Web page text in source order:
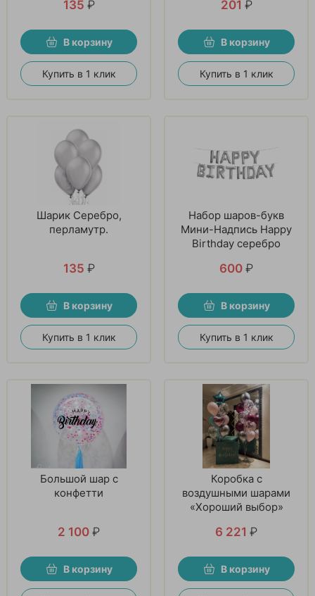
135 ₽
В корзину
Купить в 1 клик
201 ₽
В корзину
Купить в 1 клик
Шарик Серебро,
перламутр.
135 ₽
В корзину
Купить в 1 клик
Набор шаров-букв
Мини-Надпись Happy
Birthday серебро
600 ₽
В корзину
Купить в 1 клик
Большой шар с
конфетти
2 100 ₽
В корзину
Коробка с
воздушными шарами
«Хороший выбор»
6 221 ₽
В корзину